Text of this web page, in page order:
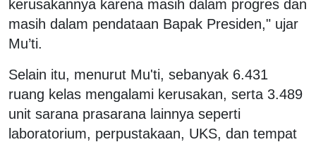
kerusakannya karena masih dalam progres dan
masih dalam pendataan Bapak Presiden," ujar
Mu’ti.
Selain itu, menurut Mu'ti, sebanyak 6.431
ruang kelas mengalami kerusakan, serta 3.489
unit sarana prasarana lainnya seperti
laboratorium, perpustakaan, UKS, dan tempat